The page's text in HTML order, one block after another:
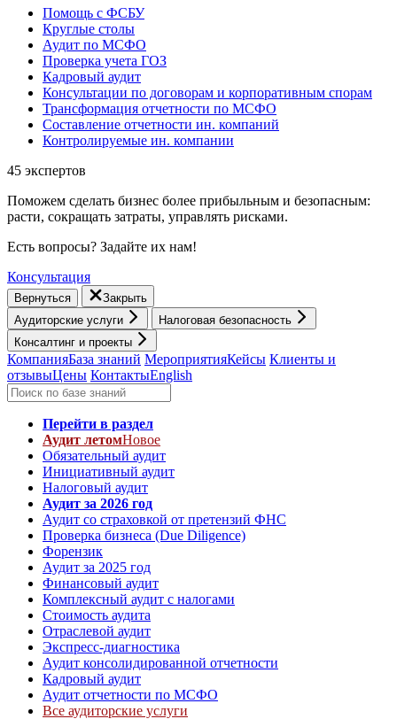
Помощь с ФСБУ
Круглые столы
Аудит по МСФО
Проверка учета ГОЗ
Кадровый аудит
Консультации по договорам и корпоративным спорам
Трансформация отчетности по МСФО
Составление отчетности ин. компаний
Контролируемые ин. компании
45 экспертов
Поможем сделать бизнес более прибыльным и безопасным:
расти, cокращать затраты, управлять рисками.
Есть вопросы? Задайте их нам!
Консультация
Вернуться
Закрыть
Аудиторские услуги
Налоговая безопасность
Консалтинг и проекты
КомпанияБаза знаний МероприятияКейсы Клиенты и
отзывыЦены КонтактыEnglish
Перейти в раздел
Аудит летомНовое
Обязательный аудит
Инициативный аудит
Налоговый аудит
Аудит за 2026 год
Аудит со страховкой от претензий ФНС
Проверка бизнеса (Due Diligence)
Форензик
Аудит за 2025 год
Финансовый аудит
Комплексный аудит с налогами
Стоимость аудита
Отраслевой аудит
Экспресс-диагностика
Аудит консолидированной отчетности
Кадровый аудит
Аудит отчетности по МСФО
Все аудиторские услуги